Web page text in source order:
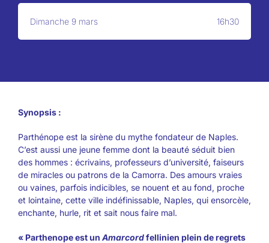
Dimanche 9 mars 16h30
Synopsis :
Parthénope est la sirène du mythe fondateur de Naples.
C’est aussi une jeune femme dont la beauté séduit bien
des hommes : écrivains, professeurs d’université, faiseurs
de miracles ou patrons de la Camorra. Des amours vraies
ou vaines, parfois indicibles, se nouent et au fond, proche
et lointaine, cette ville indéfinissable, Naples, qui ensorcèle,
enchante, hurle, rit et sait nous faire mal.
« Parthenope est un Amarcordfellinien plein de regrets